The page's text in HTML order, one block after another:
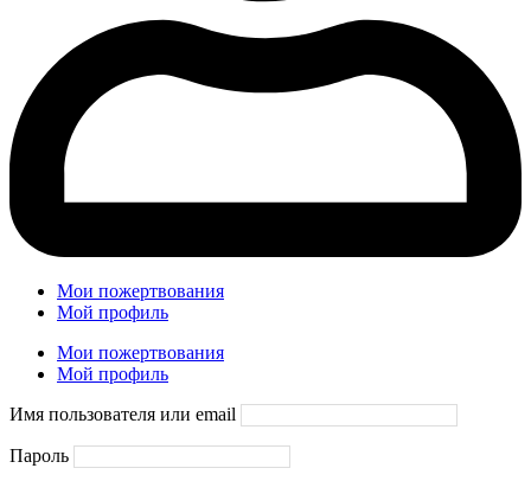
Мои пожертвования
Мой профиль
Мои пожертвования
Мой профиль
Имя пользователя или email
Пароль